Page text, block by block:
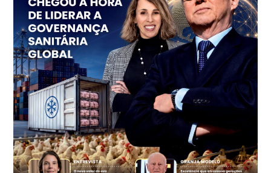
R$ 153,38
cx
Ovo Vermelho - Regional
Vermelho
R$ 156,33
cx
Ovo Branco - Regional
Bastos (SP)
R$ 134,40
cx
Ovo Vermelho - Regional